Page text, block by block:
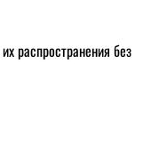
распространения без